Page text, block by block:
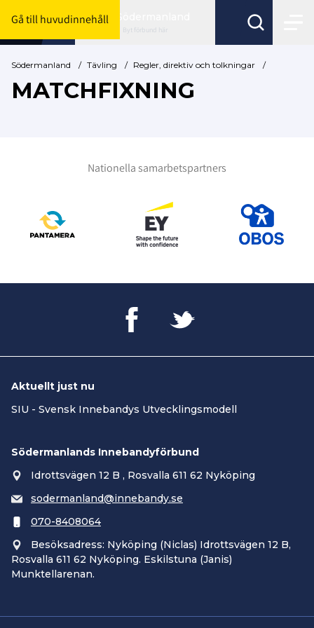
Gå till huvudinnehåll
Byt förbund här
Södermanland / Tävling / Regler, direktiv och tolkningar /
MATCHFIXNING
Nationella samarbetspartners
Aktuellt just nu
SIU - Svensk Innebandys Utvecklingsmodell
Södermanlands Innebandyförbund
Idrottsvägen 12 B , Rosvalla 611 62 Nyköping
sodermanland@innebandy.se
070-8408064
Besöksadress: Nyköping (Niclas) Idrottsvägen 12 B,
Rosvalla 611 62 Nyköping. Eskilstuna (Janis)
Munktellarenan.